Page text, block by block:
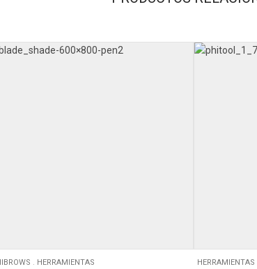
. HERRAMIENTAS HERRAMIENTAS